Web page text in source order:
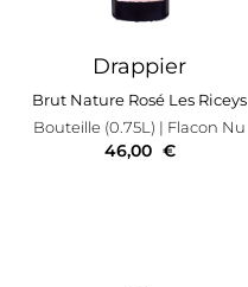
Drappier
Brut Nature Rosé Les Riceys
Bouteille (0.75L) | Flacon Nu
46,00 €